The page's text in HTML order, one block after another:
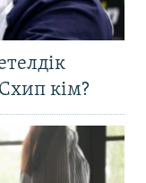
кім?